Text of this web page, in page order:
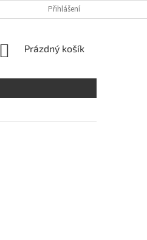
Přihlášení
NÁKUPNÍ
Prázdný košík